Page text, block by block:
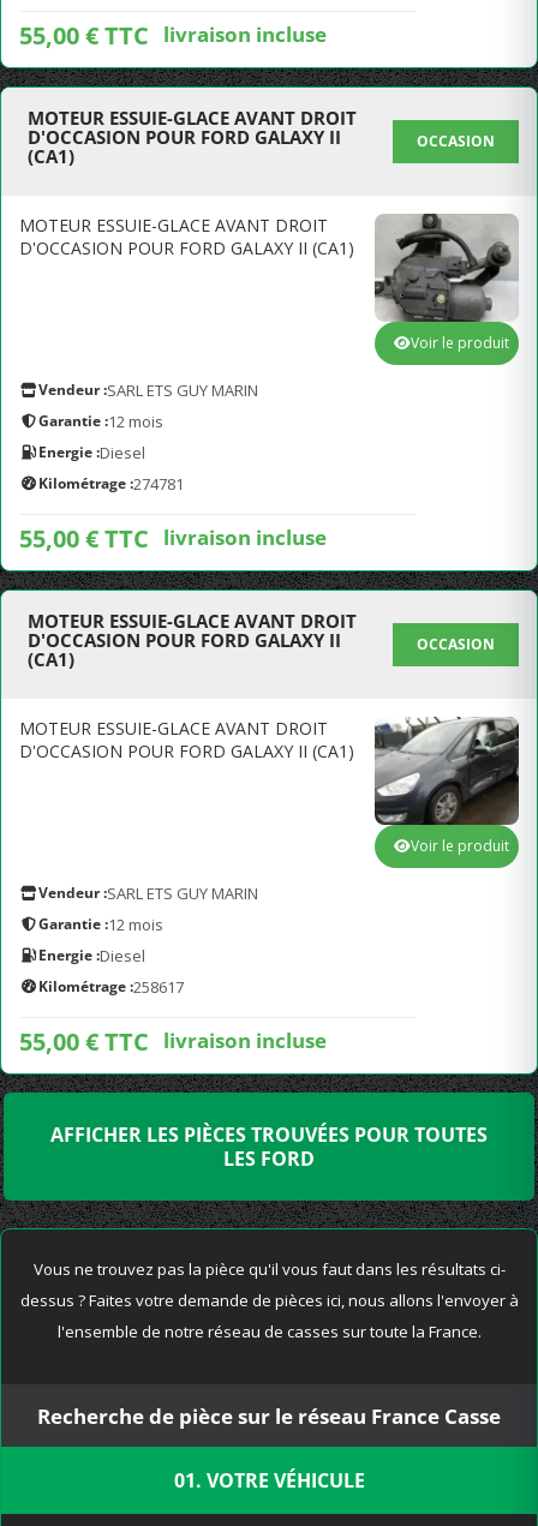
55,00 € TTC livraison incluse
MOTEUR ESSUIE-GLACE AVANT DROIT
D'OCCASION POUR FORD GALAXY II
(CA1)
OCCASION
MOTEUR ESSUIE-GLACE AVANT DROIT
D'OCCASION POUR FORD GALAXY II (CA1)
Vendeur :SARL ETS GUY MARIN
Garantie :12 mois
Energie :Diesel
Kilométrage :274781
55,00 € TTC livraison incluse
Voir le produit
MOTEUR ESSUIE-GLACE AVANT DROIT
D'OCCASION POUR FORD GALAXY II
(CA1)
OCCASION
MOTEUR ESSUIE-GLACE AVANT DROIT
D'OCCASION POUR FORD GALAXY II (CA1)
Vendeur :SARL ETS GUY MARIN
Garantie :12 mois
Energie :Diesel
Kilométrage :258617
55,00 € TTC livraison incluse
Voir le produit
AFFICHER LES PIÈCES TROUVÉES POUR TOUTES
LES FORD
Vous ne trouvez pas la pièce qu'il vous faut dans les résultats ci-
dessus ? Faites votre demande de pièces ici, nous allons l'envoyer à
l'ensemble de notre réseau de casses sur toute la France.
Recherche de pièce sur le réseau France Casse
01. VOTRE VÉHICULE